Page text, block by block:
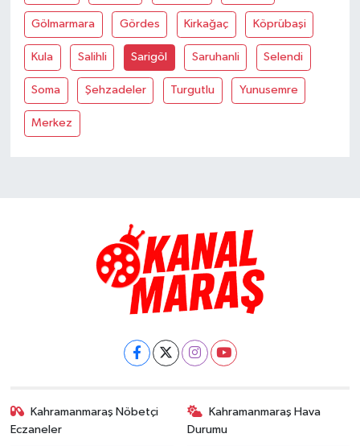
Gölmarmara Gördes Kirkağaç Köprübaşi
Kula Salihli Sarigöl Saruhanli Selendi
Soma Şehzadeler Turgutlu Yunusemre
Merkez
Kahramanmaraş Nöbetçi
Eczaneler
Kahramanmaraş Hava
Durumu
KÜLTÜR SANAT